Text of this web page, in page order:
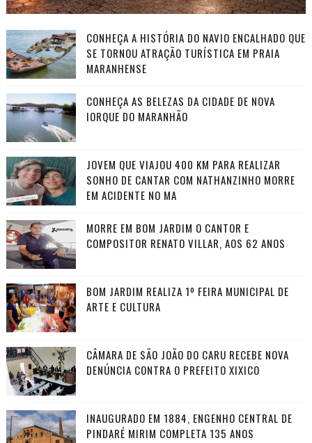
CONHEÇA A HISTÓRIA DO NAVIO ENCALHADO QUE
SE TORNOU ATRAÇÃO TURÍSTICA EM PRAIA
MARANHENSE
CONHEÇA AS BELEZAS DA CIDADE DE NOVA
IORQUE DO MARANHÃO
JOVEM QUE VIAJOU 400 KM PARA REALIZAR
SONHO DE CANTAR COM NATHANZINHO MORRE
EM ACIDENTE NO MA
MORRE EM BOM JARDIM O CANTOR E
COMPOSITOR RENATO VILLAR, AOS 62 ANOS
BOM JARDIM REALIZA 1º FEIRA MUNICIPAL DE
ARTE E CULTURA
CÂMARA DE SÃO JOÃO DO CARU RECEBE NOVA
DENÚNCIA CONTRA O PREFEITO XIXICO
INAUGURADO EM 1884, ENGENHO CENTRAL DE
PINDARÉ MIRIM COMPLETA 135 ANOS